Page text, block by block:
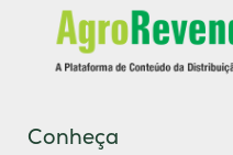
Conheça